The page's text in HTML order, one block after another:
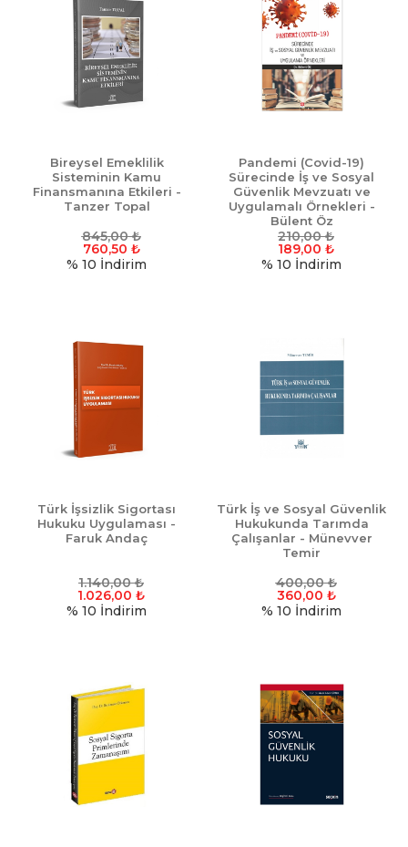
Bireysel Emeklilik
Sisteminin Kamu
Finansmanına Etkileri -
Tanzer Topal
845,00₺
760,50 ₺
% 10 İndirim
Pandemi (Covid-19)
Sürecinde İş ve Sosyal
Güvenlik Mevzuatı ve
Uygulamalı Örnekleri -
Bülent Öz
210,00₺
189,00 ₺
% 10 İndirim
Türk İşsizlik Sigortası
Hukuku Uygulaması -
Faruk Andaç
1.140,00₺
1.026,00 ₺
% 10 İndirim
Türk İş ve Sosyal Güvenlik
Hukukunda Tarımda
Çalışanlar - Münevver
Temir
400,00₺
360,00 ₺
% 10 İndirim